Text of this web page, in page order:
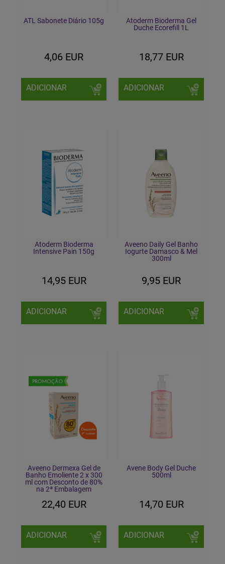
ATL Sabonete Diário 105g
4,06 EUR
ADICIONAR
Atoderm Bioderma Gel
Duche Ecorefill 1L
18,77 EUR
ADICIONAR
Atoderm Bioderma
Intensive Pain 150g
14,95 EUR
ADICIONAR
Aveeno Daily Gel Banho
Iogurte Damasco & Mel
300ml
9,95 EUR
ADICIONAR
Aveeno Dermexa Gel de
Banho Emoliente 2 x 300
ml com Desconto de 80%
na 2ª Embalagem
22,40 EUR
ADICIONAR
Avene Body Gel Duche
500ml
14,70 EUR
ADICIONAR